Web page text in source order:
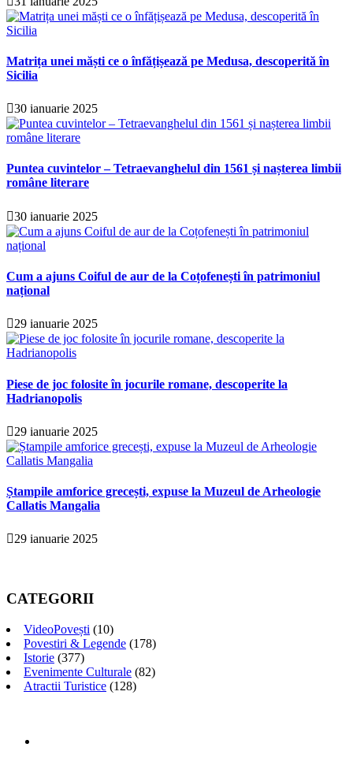
Matrița unei măști ce o înfățișează pe Medusa, descoperită în
Sicilia
30 ianuarie 2025
Puntea cuvintelor – Tetraevanghelul din 1561 și nașterea limbii
române literare
30 ianuarie 2025
Cum a ajuns Coiful de aur de la Coțofenești în patrimoniul
național
29 ianuarie 2025
Piese de joc folosite în jocurile romane, descoperite la
Hadrianopolis
29 ianuarie 2025
Ștampile amforice grecești, expuse la Muzeul de Arheologie
Callatis Mangalia
29 ianuarie 2025
CATEGORII
VideoPovești (10)
Povestiri & Legende (178)
Istorie (377)
Evenimente Culturale (82)
Atractii Turistice (128)